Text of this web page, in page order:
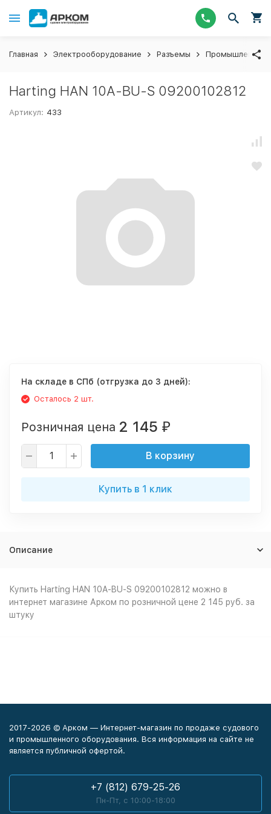
Главная Электрооборудование Разъемы Промышленные
Harting HAN 10A-BU-S 09200102812
Артикул: 433
На складе в СПб (отгрузка до 3 дней):
Осталось 2 шт.
Розничная цена 2 145 ₽
В корзину
Купить в 1 клик
Описание
Купить Harting HAN 10A-BU-S 09200102812 можно в
интернет магазине Арком по розничной цене 2 145 руб. за
штуку
2017-2026 © Арком — Интернет-магазин по продаже судового
и промышленного оборудования. Вся информация на сайте не
является публичной офертой.
+7 (812) 679-25-26
Пн-Пт, с 10:00-18:00